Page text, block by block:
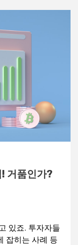
거품인가?
있죠. 투자자들
잡히는 사례 등